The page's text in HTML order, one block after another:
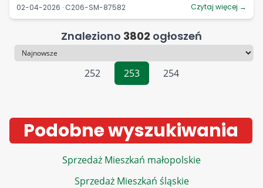
02-04-2026 · C206-SM-87582
Czytaj więcej →
Znaleziono 3802 ogłoszeń
Sortowanie
252
253 254
Podobne wyszukiwania
Sprzedaż Mieszkań małopolskie
Sprzedaż Mieszkań śląskie